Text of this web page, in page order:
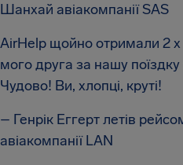
Шанхай авіакомпанії SAS
AirHelp щойно отримали 2
мого друга за нашу
Чудово! Ви, хлопці, круті!
– Генрік Еггерт летів
авіакомпанії LAN